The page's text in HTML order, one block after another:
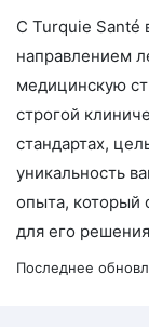
С Turquie Santé
направлением
медицинскую
строгой
стандартах,
уникальность
опыта, который
для его
Последнее